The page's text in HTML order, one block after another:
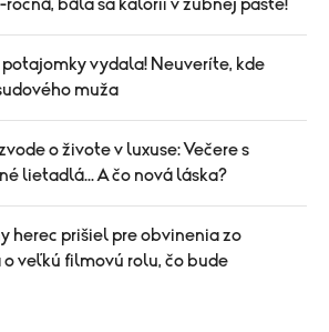
ročná, bála sa kalórií v zubnej paste!
potajomky vydala! Neuveríte, kde
muža
o živote v luxuse: Večere s
lietadlá... A čo nová láska?
herec prišiel pre obvinenia zo
veľkú filmovú rolu, čo bude